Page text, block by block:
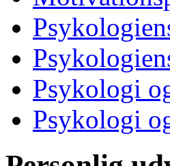
Psykologi
Psykologi